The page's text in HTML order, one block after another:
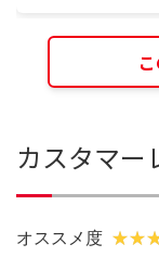
カスタマー
オススメ度